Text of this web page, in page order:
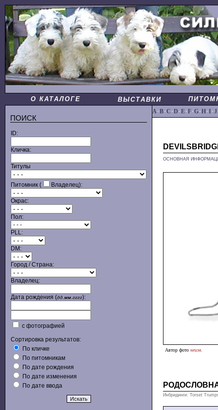
О КАТАЛОГЕ ВЫСТАВКИ
ПОИСК
ID:
Кличка:
Титулы
Питомник ( Владелец):
Окрас:
Пол:
PLL:
DM:
Город / Страна:
Владелец:
Дата рождения (дд.мм.гггг):
с фотографией
Сортировка результатов:
По кличке
По питомникам
По дате рождения
По дате изменения
По дате ввода
A·B·C ·D ·E·F·G·H·I ·J
ОСНОВНАЯ
Автор фото неизв.
Инбридинги: Torset